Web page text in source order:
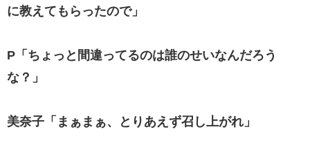
に教えてもらったので」
P「ちょっと間違ってるのは誰のせいなんだろう
な？」
美奈子「まぁまぁ、とりあえず召し上がれ」